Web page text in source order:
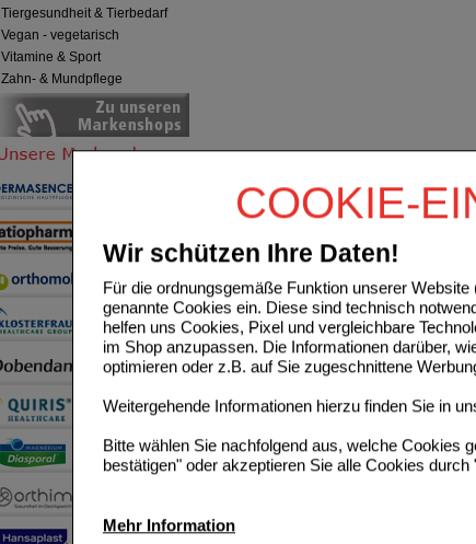
COOKIE-
Wir schützen Ihre Daten!
Für die ordnungsgemäße Funktion unserer
genannte Cookies ein. Diese sind technisch
helfen uns Cookies, Pixel und vergleichbare
im Shop anzupassen. Die Informationen darüber,
optimieren oder z.B. auf Sie zugeschnittene
Weitergehende Informationen hierzu finden Sie in
Bitte wählen Sie nachfolgend aus, welche Cookies
bestätigen" oder akzeptieren Sie alle Cookies durch
Mehr Information
Tiergesundheit & Tierbedarf
Vegan - vegetarisch
Vitamine & Sport
Zahn- & Mundpflege